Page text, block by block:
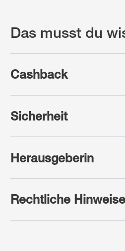
Das musst du
Cashback
Sicherheit
Herausgeberin
Rechtliche Hinweise